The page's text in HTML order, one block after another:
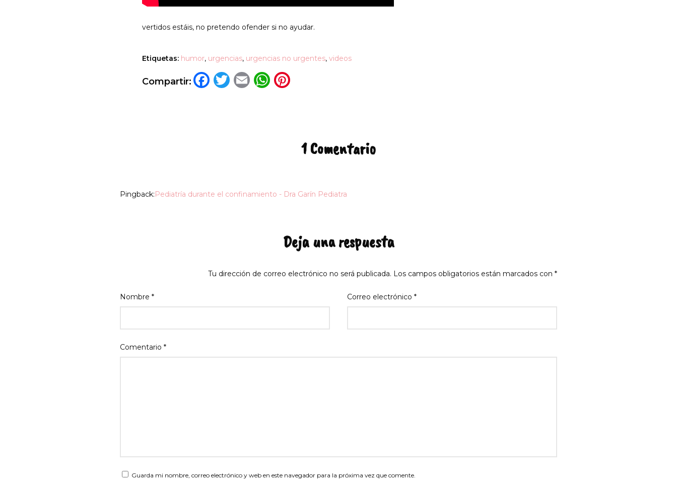
vertidos estáis, no pretendo ofender si no ayudar.
Etiquetas: humor, urgencias, urgencias no urgentes, videos
Compartir: Facebook
Twitter
EmailWhatsApp
1 Comentario
Pingback:Pediatría durante el confinamiento - Dra Garín Pediatra
Deja una respuesta
Tu dirección de correo electrónico no será publicada. Los campos obligatorios están marcados con *
Comentario *
Nombre * Correo electrónico*
Guarda mi nombre, correo electrónico y web en este navegador para la próxima vez que comente.